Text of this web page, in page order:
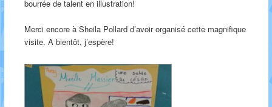
bourrée de talent en illustration!
Merci encore à Sheila Pollard d’avoir organisé cette magnifique
visite. À bientôt, j’espère!